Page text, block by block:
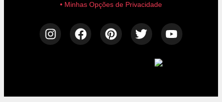
• Minhas Opções de Privacidade